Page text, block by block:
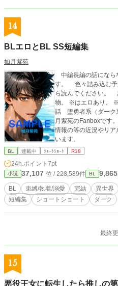
14
BLエロとBL SS短編集
如月紫苑
中編長編の話になら
す。 色々詰み込む予
ら読んでください。
物。 ※はエロあり。 ※第1話 ゾンビ系（ダーク系） 第2
話 堕勇者系（ダーク系） https://
月紫苑のFanboxです
情報の等の近況やリ
います。
BL 連載中 ｼｮｰﾄｼｮｰﾄ R18
24h.ポイント 7pt
小説 37,107 位 / 228,589件 BL 9,865
BL 束縛/執着/溺愛 完結 異世界
短編集
ショートショート ダーク
最終
15
悪役王女に転生したら推しの